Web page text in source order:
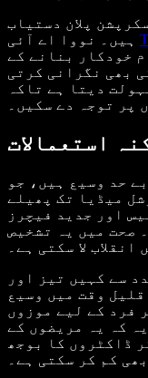
پلان دستیاب
خودکار بنانے کے
بھی نگرانی کرتی
دیتا ہے تاکہ
پر توجہ دے سکیں۔
استعمالات
حد وسیع ہیں، جو
میڈیا تک پھیلے
اور جدید فیچرز
صحت میں یہ تشخیص
سے کہیں تیز اور
وقت میں وسیع
فرد کے لیے موزوں
کہ یہ مریضوں کے
ڈاکٹروں کا بوجھ
بھی کم کر سکتی ہے۔